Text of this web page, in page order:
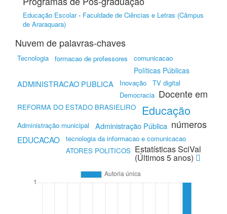
Educação Escolar- Faculdade de Ciências e Letras (Câmpus
de Araraquara)
Nuvem de palavras-chaves
Tecnologia formacao de professores comunicacao
Políticas Públicas
ADMINISTRACAO PUBLICA Inovação
TV digital
Democracia
REFORMA DO ESTADO BRASIELIRO
Educação
Administração municipal Administração Pública
EDUCACAO
tecnologia da informacao e comunicacao
ATORES POLITICOS
Docente em
números
Estatísticas SciVal
(Últimos 5 anos)